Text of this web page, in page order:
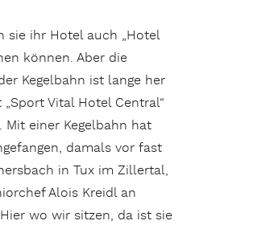
sie ihr Hotel auch „Hotel
können. Aber die
Kegelbahn ist lange her
Vital Hotel Central“
Mit einer Kegelbahn hat
damals vor fast
in Tux im Zillertal,
Alois Kreidl an
wo wir sitzen, da ist sie